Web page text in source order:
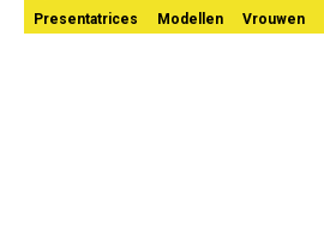
Presentatrices
Modellen Vrouwen